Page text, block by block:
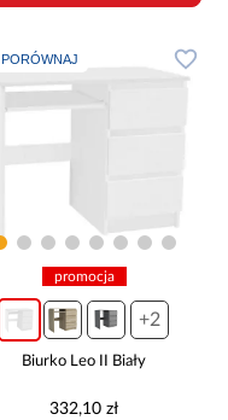
PORÓWNAJ
promocja
+2
Biurko Leo II Biały
332,10 zł